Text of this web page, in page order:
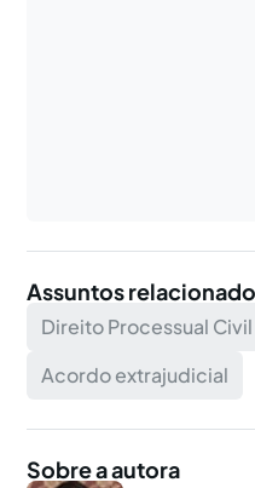
Assuntos
Direito Processual Civil
Acordo extrajudicial
Sobre a autora